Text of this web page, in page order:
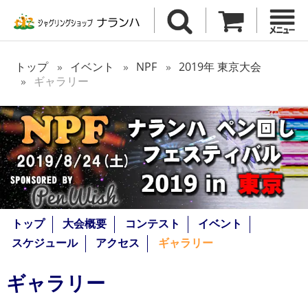
トップ イベント NPF
2019年 東京大会
ギャラリー
トップ 大会概要 コンテスト
イベント
スケジュール
アクセス ギャラリー
ギャラリー